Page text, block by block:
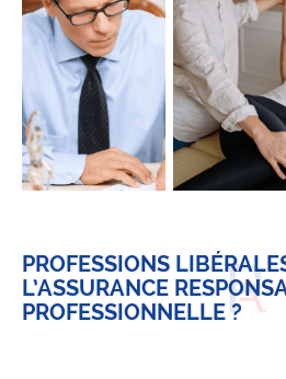
PROFESSIONS
L’ASSURANCE
PROFESSIONNELLE ?